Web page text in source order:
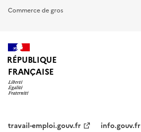
Commerce de gros
RÉPUBLIQUE
FRANÇAISE
travail-emploi.gouv.fr
info.gouv.fr